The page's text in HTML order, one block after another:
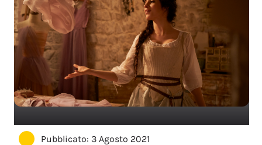
Pubblicato: 3 Agosto 2021